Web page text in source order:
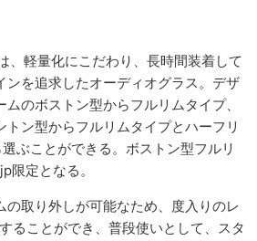
、軽量化にこだわり、長時間装着して
ンを追求したオーディオグラス。デザ
のボストン型からフルリムタイプ、
トン型からフルリムタイプとハーフリ
ぶことができる。ボストン型フルリ
限定となる。
の取り外しが可能なため、度入りのレ
ることができ、普段使いとして、スタ